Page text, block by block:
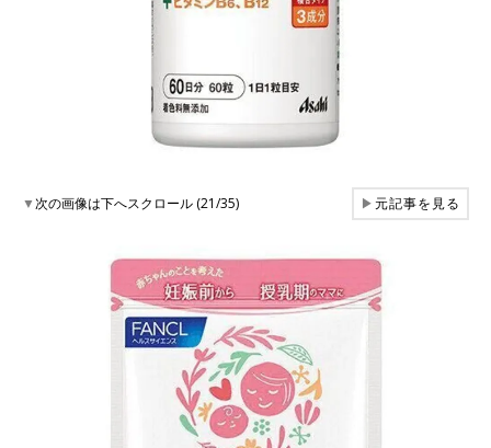
▼次の画像は下へスクロール (21/35) ▶元記事を見る